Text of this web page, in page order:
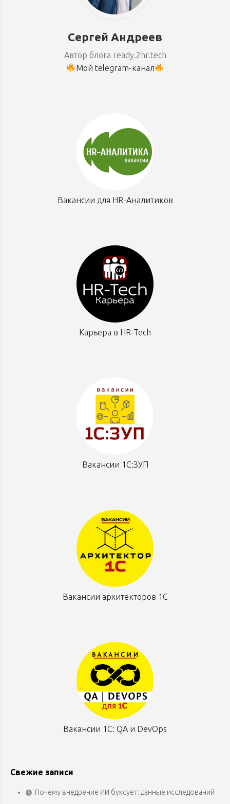
Сергей Андреев
Автор блога ready.2hr.tech
Мой telegram-канал
Вакансии для HR-Аналитиков
Карьера в HR-Tech
Вакансии 1С:ЗУП
Вакансии архитекторов 1С
Вакансии 1С: QA и DevOps
Свежие записи
Почему внедрение ИИ буксует: данные исследований